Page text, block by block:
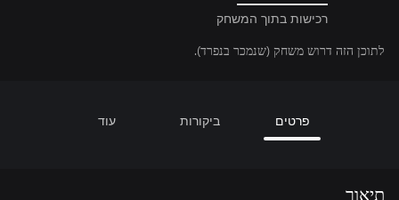
רכישות בתוך המשחק
לתוכן הזה דרוש משחק (שנמכר בנפרד).
פרטים ביקורות עוד
תיאור